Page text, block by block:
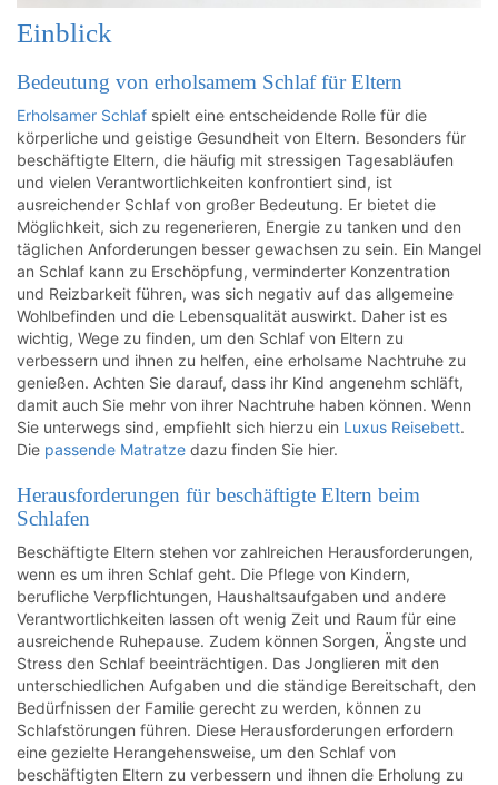
Einblick
Bedeutung von erholsamem Schlaf für Eltern
Erholsamer Schlaf spielt eine entscheidende Rolle für die
körperliche und geistige Gesundheit von Eltern. Besonders für
beschäftigte Eltern, die häufig mit stressigen Tagesabläufen
und vielen Verantwortlichkeiten konfrontiert sind, ist
ausreichender Schlaf von großer Bedeutung. Er bietet die
Möglichkeit, sich zu regenerieren, Energie zu tanken und den
täglichen Anforderungen besser gewachsen zu sein. Ein Mangel
an Schlaf kann zu Erschöpfung, verminderter Konzentration
und Reizbarkeit führen, was sich negativ auf das allgemeine
Wohlbefinden und die Lebensqualität auswirkt. Daher ist es
wichtig, Wege zu finden, um den Schlaf von Eltern zu
verbessern und ihnen zu helfen, eine erholsame Nachtruhe zu
genießen. Achten Sie darauf, dass ihr Kind angenehm schläft,
damit auch Sie mehr von ihrer Nachtruhe haben können. Wenn
Sie unterwegs sind, empfiehlt sich hierzu ein Luxus Reisebett.
Die passende Matratze dazu finden Sie hier.
Herausforderungen für beschäftigte Eltern beim
Schlafen
Beschäftigte Eltern stehen vor zahlreichen Herausforderungen,
wenn es um ihren Schlaf geht. Die Pflege von Kindern,
berufliche Verpflichtungen, Haushaltsaufgaben und andere
Verantwortlichkeiten lassen oft wenig Zeit und Raum für eine
ausreichende Ruhepause. Zudem können Sorgen, Ängste und
Stress den Schlaf beeinträchtigen. Das Jonglieren mit den
unterschiedlichen Aufgaben und die ständige Bereitschaft, den
Bedürfnissen der Familie gerecht zu werden, können zu
Schlafstörungen führen. Diese Herausforderungen erfordern
eine gezielte Herangehensweise, um den Schlaf von
beschäftigten Eltern zu verbessern und ihnen die Erholung zu